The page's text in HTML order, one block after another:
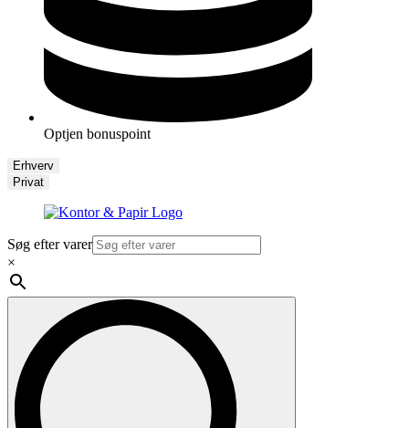
Optjen bonuspoint
Erhverv
Privat
Søg efter varer
×